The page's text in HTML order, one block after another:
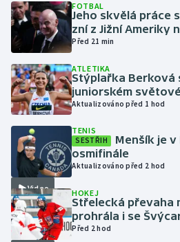
Házená
Jezdectví
Judo
Krasobruslení
Lezení
Lyže a snowboard
Moderní pětiboj
FOTBAL
Jeho skvělá práce
zní z Jižní Ameriky
Před 21 min
ATLETIKA
Stýplařka Berková
juniorském
Aktualizováno před 1 hod
Video
TENIS
SESTŘIH
Menšík je
osmifinále
Aktualizováno před 2 hod
HOKEJ
Střelecká převaha
prohrála i se
Před 2 hod